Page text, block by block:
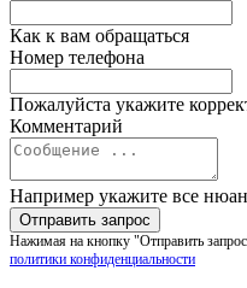
Как к вам обращаться
Номер телефона
Пожалуйста укажите
Комментарий
Например укажите все
Нажимая на кнопку "Отправить
политики конфиденциальности